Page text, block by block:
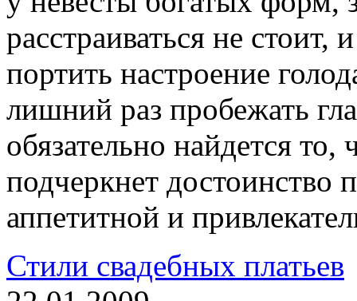
расстраиваться не стоит,
портить настроение
лишний раз пробежать
обязательно найдется
подчеркнет
аппетитной и
Стили свадебных платьев